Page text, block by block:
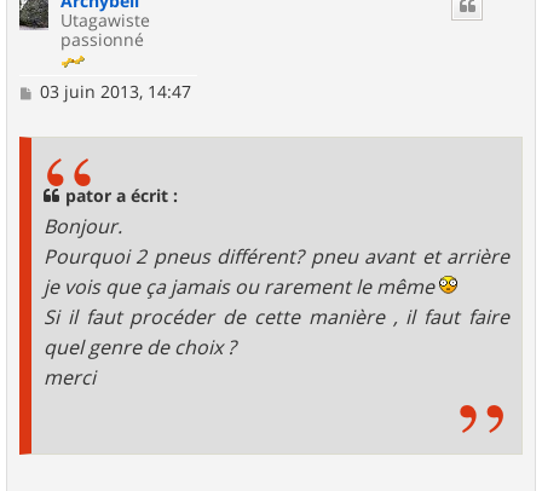
Utagawiste
passionné
M
03 juin 2013, 14:47
pator a écrit :
Bonjour.
Pourquoi 2 pneus différent? pneu avant et arrière
je vois que ça jamais ou rarement le même
Si il faut procéder de cette manière , il faut faire
quel genre de choix ?
merci